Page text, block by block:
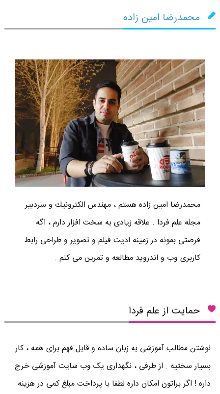
محمدرضا امین زاده
محمدرضا امين زاده هستم ، مهندس الكترونيك و سردبير
مجله علم فردا . علاقه زیادی به سخت افزار دارم ، اگه
فرصتی بمونه در زمینه ادیت فیلم و تصویر و طراحی رابط
کاربری وب و اندروید مطالعه و تمرین می کنم .
حمایت از علم فردا
نوشتن مطالب آموزشی به زبان ساده و قابل فهم برای همه ، کار
بسیار سختیه . از طرفی ، نگهداری یک وب سایت آموزشی خرج
داره ! اگر براتون امکان داره لطفا با پرداخت مبلغ کمی در هزینه